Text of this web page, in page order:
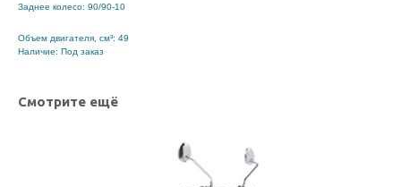
Заднее колесо: 90/90-10
Объем двигателя, см³: 49
Наличие: Под заказ
Смотрите ещё